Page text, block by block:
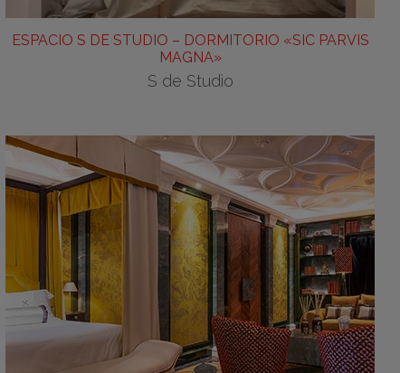
ESPACIO S DE STUDIO – DORMITORIO «SIC PARVIS
MAGNA»
S de Studio